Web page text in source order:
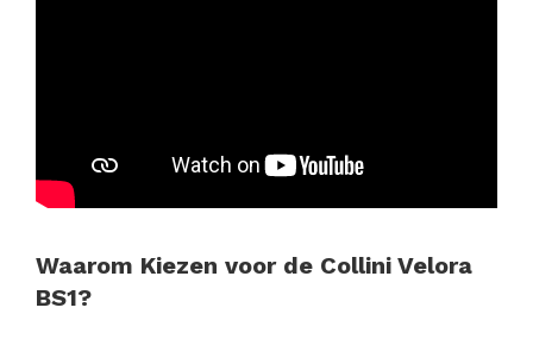
Waarom Kiezen voor de Collini Velora
BS1?